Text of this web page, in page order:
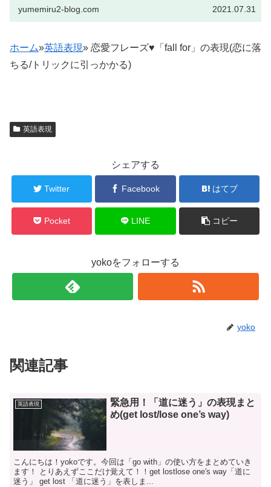
yumemiru2-blog.com 2021.07.31
ホーム»英語表現» 恋愛フレーズ♥「fall for」の表現(恋に落
ちる/トリックに引っかかる)
英語表現
シェアする
Twitter Facebook はてブ
Pocket LINE コピー
yokoをフォローする
yoko
関連記事
英語表現
緊急用！「道に迷う」の表現まと
め(get lost/lose one’s way)
こんにちは！yokoです。今回は「go with」の使い方をまとめていき
ます！ とりあえずここだけ覚えて！！get lostlose one's way「道に
迷う」 get lost 「道に迷う」を表しま...